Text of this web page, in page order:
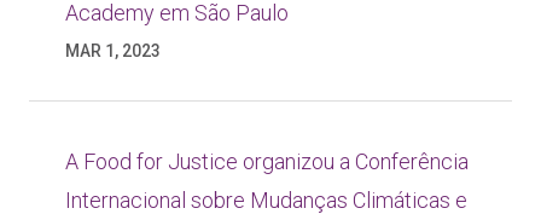
Academy em São Paulo
MAR 1, 2023
A Food for Justice organizou a Conferência
Internacional sobre Mudanças Climáticas e